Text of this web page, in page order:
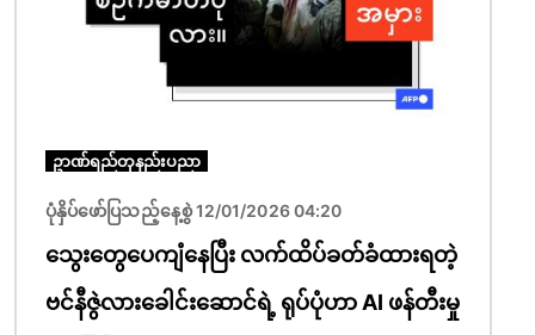
ဥာဏ်ရည်တုနည်းပညာ
ပုံနှိပ်ဖော်ပြသည့်နေ့စွဲ 12/01/2026 04:20
သွေးတွေပေကျံနေပြီး လက်ထိပ်ခတ်ခံထားရတဲ့
ဗင်နီဇွဲလားခေါင်းဆောင်ရဲ့ ရုပ်ပုံဟာ AI ဖန်တီးမှု